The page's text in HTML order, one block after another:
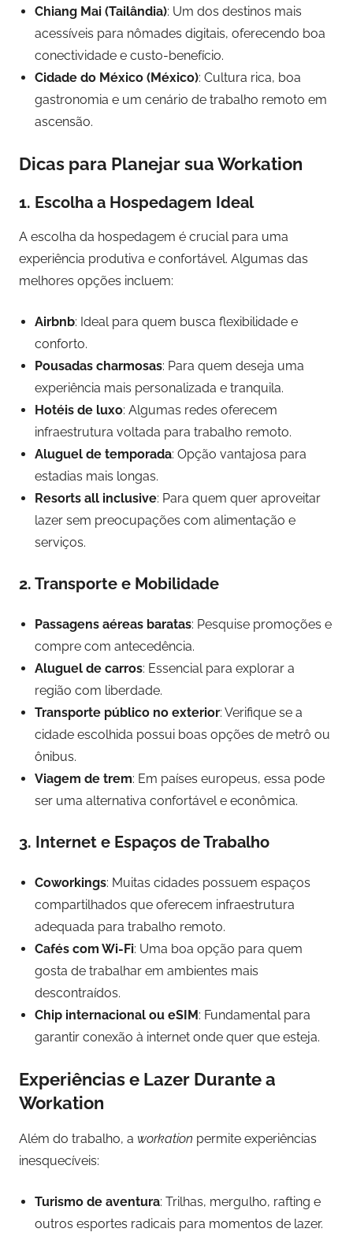
Chiang Mai (Tailândia): Um dos destinos mais
acessíveis para nômades digitais, oferecendo boa
conectividade e custo-benefício.
Cidade do México (México): Cultura rica, boa
gastronomia e um cenário de trabalho remoto em
ascensão.
Dicas para Planejar sua Workation
1. Escolha a Hospedagem Ideal
A escolha da hospedagem é crucial para uma
experiência produtiva e confortável. Algumas das
melhores opções incluem:
Airbnb: Ideal para quem busca flexibilidade e
conforto.
Pousadas charmosas: Para quem deseja uma
experiência mais personalizada e tranquila.
Hotéis de luxo: Algumas redes oferecem
infraestrutura voltada para trabalho remoto.
Aluguel de temporada: Opção vantajosa para
estadias mais longas.
Resorts all inclusive: Para quem quer aproveitar
lazer sem preocupações com alimentação e
serviços.
2. Transporte e Mobilidade
Passagens aéreas baratas: Pesquise promoções e
compre com antecedência.
Aluguel de carros: Essencial para explorar a
região com liberdade.
Transporte público no exterior: Verifique se a
cidade escolhida possui boas opções de metrô ou
ônibus.
Viagem de trem: Em países europeus, essa pode
ser uma alternativa confortável e econômica.
3. Internet e Espaços de Trabalho
Coworkings: Muitas cidades possuem espaços
compartilhados que oferecem infraestrutura
adequada para trabalho remoto.
Cafés com Wi-Fi: Uma boa opção para quem
gosta de trabalhar em ambientes mais
descontraídos.
Chip internacional ou eSIM : Fundamental para
garantir conexão à internet onde quer que esteja.
Experiências e Lazer Durante a
Workation
Além do trabalho, a workation permite experiências
inesquecíveis:
Turismo de aventura: Trilhas, mergulho, rafting e
outros esportes radicais para momentos de lazer.